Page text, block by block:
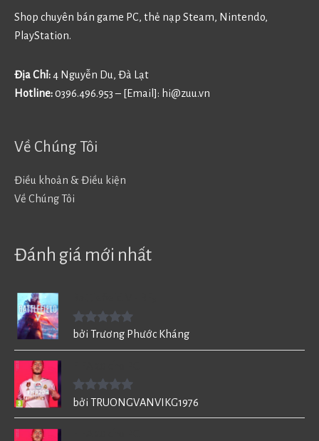
Shop chuyên bán game PC, thẻ nạp Steam, Nintendo,
PlayStation.
Địa Chỉ:4 Nguyễn Du, Đà Lạt
Hotline:0396.496.953 – [Email]: hi@zuu.vn
Về Chúng Tôi
Điều khoản & Điều kiện
Về Chúng Tôi
Đánh giá mới nhất
Được xếp
bởi Trương Phước Kháng
Được xếp
bởi TRUONGVANVIKG1976